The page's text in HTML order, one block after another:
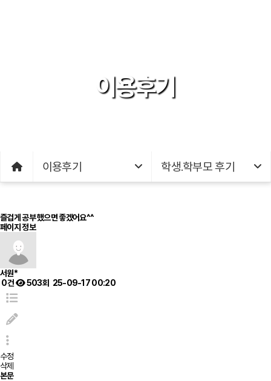
이용후기
이용후기 학생.학부모 후기
즐겁게 공부 했으면 좋겠어요^^
페이지 정보
서원*
0건
503회 25-09-17 00:20
수정
삭제
본문